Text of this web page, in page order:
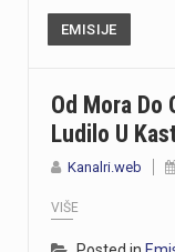
EMISIJE
Od Mora Do
Ludilo U
Kanalri.web
VIŠE